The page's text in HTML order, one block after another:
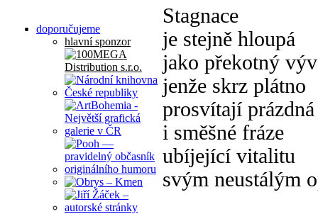
doporučujeme
hlavní sponzor
Stagnace
je stejně hloupá
jako překotný
jenže skrz plátno
prosvítají prázdná
i směšné fráze
ubíjející vitalitu
svým neustálým